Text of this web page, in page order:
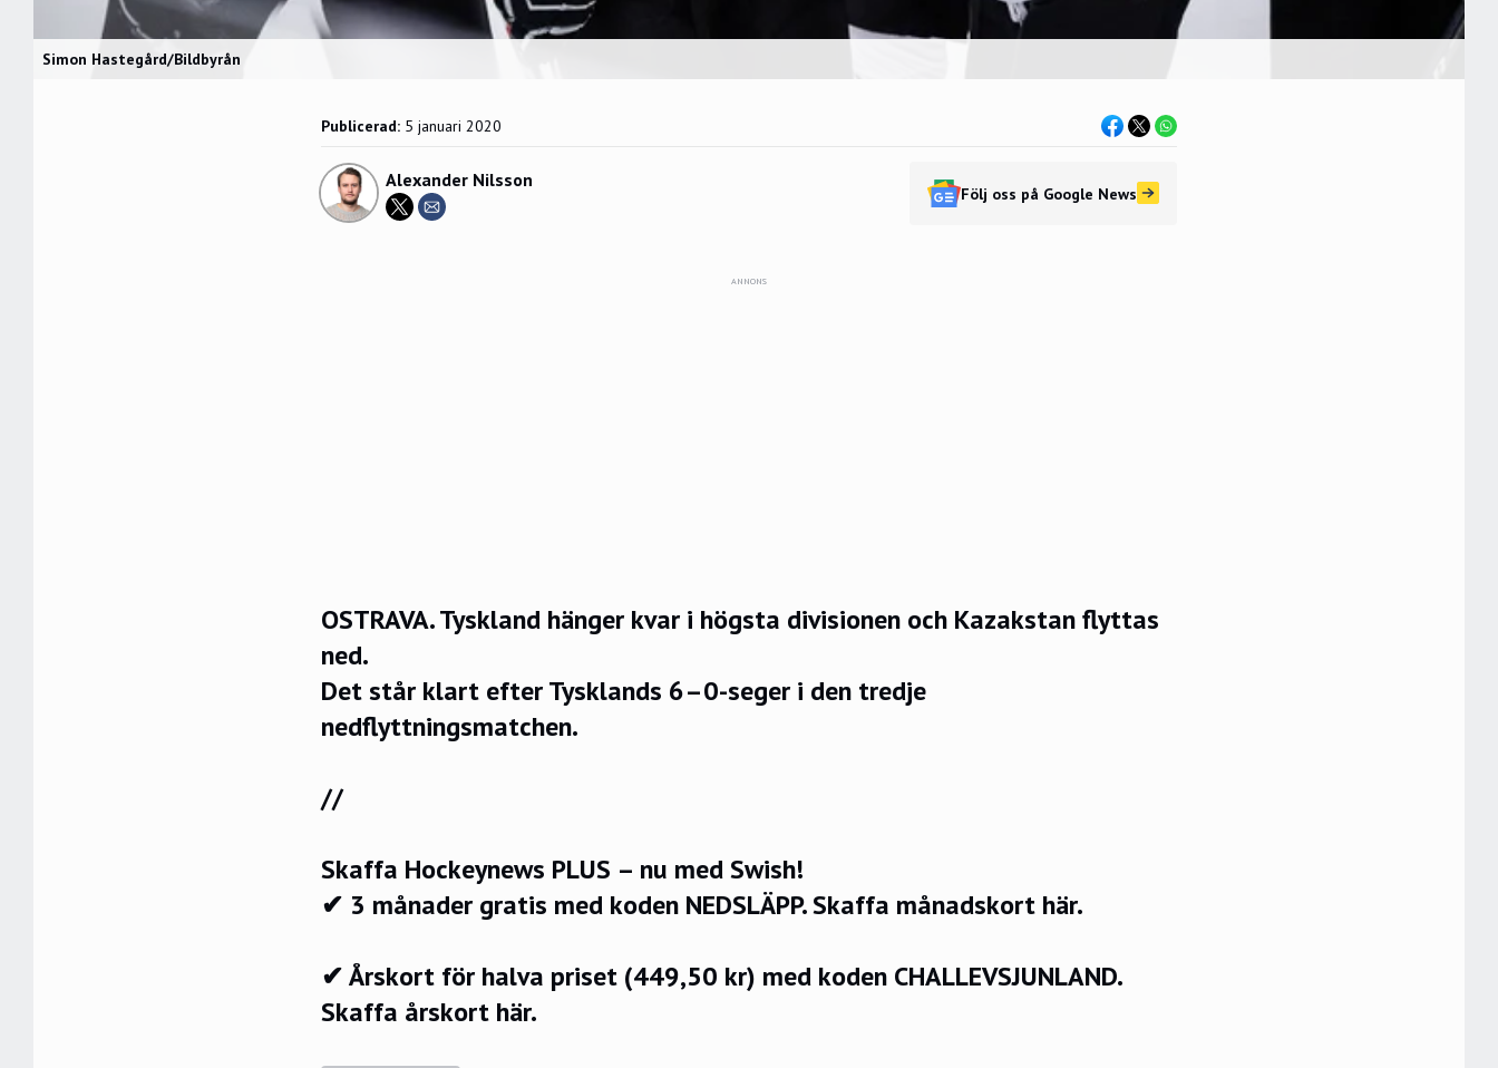
Simon Hastegård/Bildbyrån
Publicerad: 5 januari 2020
Alexander Nilsson
Följ oss på Google News
ANNONS
OSTRAVA. Tyskland hänger kvar i högsta divisionen och Kazakstan flyttas
ned.
Det står klart efter Tysklands 6–0-seger i den tredje
nedflyttningsmatchen.
//
Skaffa Hockeynews PLUS – nu med Swish!
✔ 3 månader gratis med koden NEDSLÄPP.Skaffa månadskort här.
✔ Årskort för halva priset (449,50 kr) med koden CHALLEVSJUNLAND.
Skaffa årskort här.